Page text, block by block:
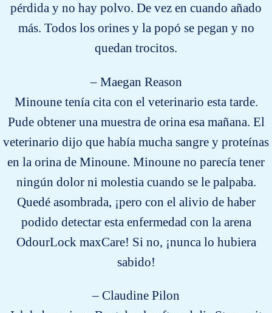
pérdida y no hay polvo. De vez en cuando añado
más. Todos los orines y la popó se pegan y no
quedan trocitos.
– Maegan Reason
Minoune tenía cita con el veterinario esta tarde.
Pude obtener una muestra de orina esa mañana. El
veterinario dijo que había mucha sangre y proteínas
en la orina de Minoune. Minoune no parecía tener
ningún dolor ni molestia cuando se le palpaba.
Quedé asombrada, ¡pero con el alivio de haber
podido detectar esta enfermedad con la arena
OdourLock maxCare! Si no, ¡nunca lo hubiera
sabido!
– Claudine Pilon